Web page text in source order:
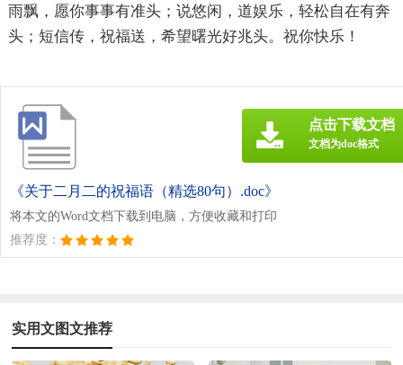
雨飘，愿你事事有准头；说悠闲，道娱乐，轻松自在有奔
头；短信传，祝福送，希望曙光好兆头。祝你快乐！
《关于二月二的祝福语（精选80句）.doc》
将本文的Word文档下载到电脑，方便收藏和打印
推荐度：
点击下载文档
文档为doc格式
实用文图文推荐